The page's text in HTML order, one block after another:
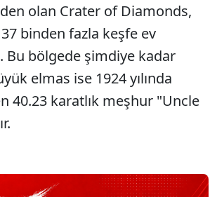
olan Crater of Diamonds,
binden fazla keşfe ev
Bu bölgede şimdiye kadar
elmas ise 1924 yılında
40.23 karatlık meşhur "Uncle